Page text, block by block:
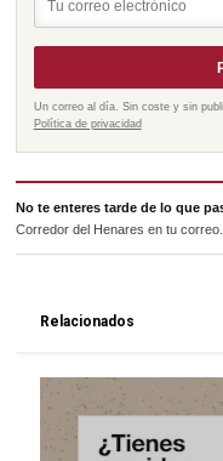
Un correo al día. Sin coste y sin
Política de privacidad
No te enteres tarde de lo que
Corredor del Henares en tu
Relacionados